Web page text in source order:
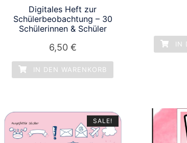
Digitales Heft zur
Schülerbeobachtung – 30
Schülerinnen & Schüler
6,50 €
IN DEN WARENKORB
IN
SALE!